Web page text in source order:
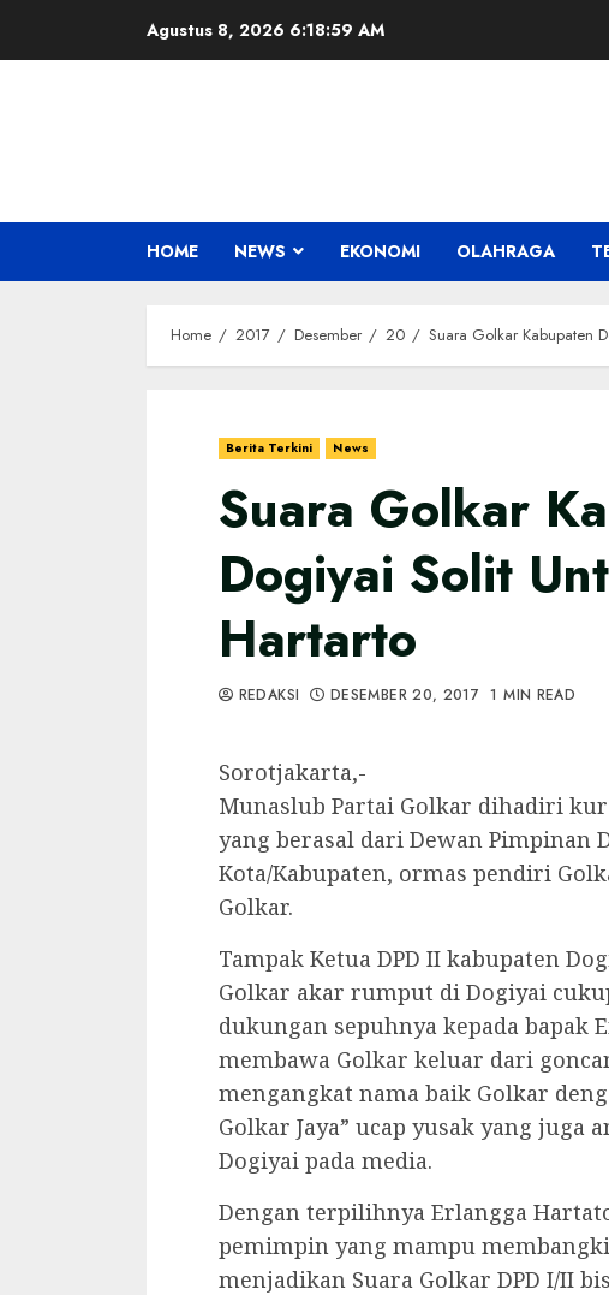
Agustus 8, 2026 6:19:00 AM
HOME NEWS EKONOMI OLAHRAGA
Home 2017 Desember 20 Suara Golkar Kabupaten
Berita Terkini News
Suara Golkar
Dogiyai Solit
Hartarto
REDAKSI DESEMBER 20, 2017 1 MIN READ
Sorotjakarta,-
Munaslub Partai Golkar dihadiri
yang berasal dari Dewan Pimpinan
Kota/Kabupaten, ormas pendiri
Golkar.
Tampak Ketua DPD II kabupaten
Golkar akar rumput di Dogiyai
dukungan sepuhnya kepada bapak
membawa Golkar keluar dari
mengangkat nama baik Golkar
Golkar Jaya” ucap yusak yang juga
Dogiyai pada media.
Dengan terpilihnya Erlangga
pemimpin yang mampu
menjadikan Suara Golkar DPD I/II